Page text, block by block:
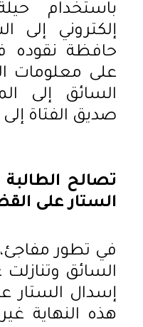
باستخدام
إلكتروني إلى
حافظة نقوده
على معلومات
السائق إلى
صديق الفتاة
تصالح
الستار على
في تطور
السائق
إسدال الستار
هذه النهاية